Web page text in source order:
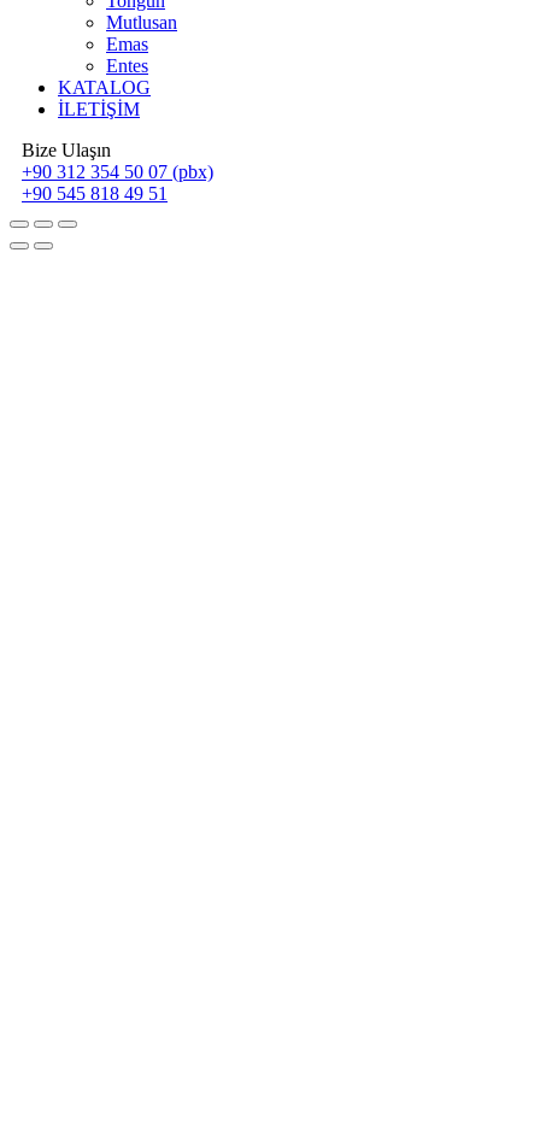
Mutlusan
Emas
Entes
KATALOG
İLETİŞİM
Bize Ulaşın
+90 312 354 50 07 (pbx)
+90 545 818 49 51